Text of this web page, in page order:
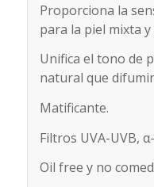
Proporciona la
para la piel mixta y
Unifica el tono de
natural que
Matificante.
Filtros UVA-UVB,
Oil free y no